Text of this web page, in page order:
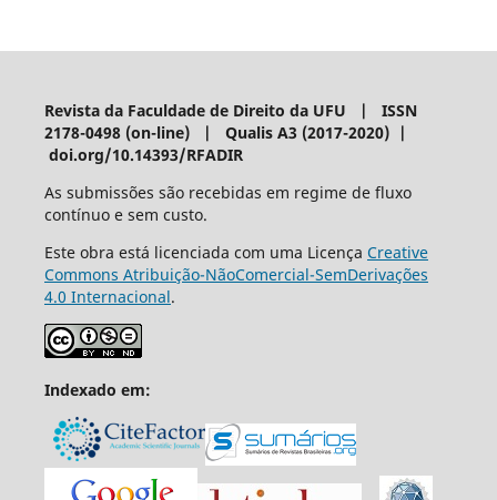
Revista da Faculdade de Direito da UFU | ISSN
2178-0498 (on-line) | Qualis A3 (2017-2020) |
doi.org/10.14393/RFADIR
As submissões são recebidas em regime de fluxo
contínuo e sem custo.
Este obra está licenciada com uma Licença Creative
Commons Atribuição-NãoComercial-SemDerivações
4.0 Internacional.
Indexado em: